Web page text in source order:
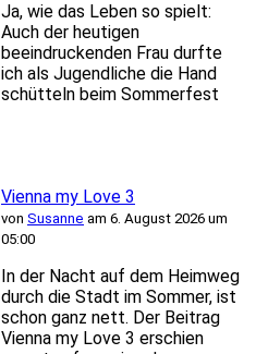
Ja, wie das Leben so spielt:
Auch der heutigen
beeindruckenden Frau durfte
ich als Jugendliche die Hand
schütteln beim Sommerfest
Vienna my Love 3
von Susanne am 6. August 2026 um
05:00
In der Nacht auf dem Heimweg
durch die Stadt im Sommer, ist
schon ganz nett. Der Beitrag
Vienna my Love 3 erschien